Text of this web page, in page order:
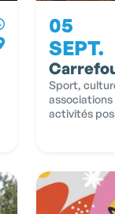
05
SEPT.
Sport,
activités